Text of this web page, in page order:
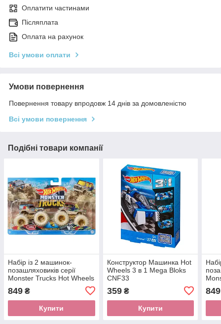
Оплатити частинами
Післяплата
Оплата на рахунок
Всі умови оплати
Умови повернення
Повернення товару впродовж 14 днів за домовленістю
Всі умови повернення
Подібні товари компанії
Набір із 2 машинок-
позашляховиків серії
Monster Trucks Hot Wheels
849 ₴
Купити
Конструктор Машинка Hot
Wheels 3 в 1 Mega Bloks
CNF33
359₴
Купити
849